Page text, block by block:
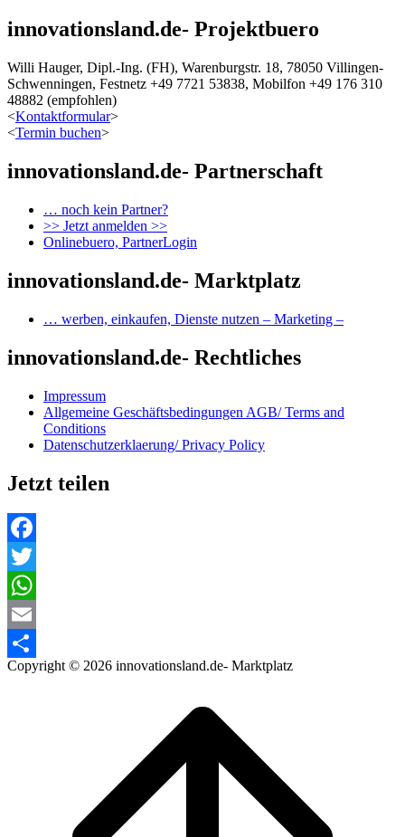
innovationsland.de- Projektbuero
Willi Hauger, Dipl.-Ing. (FH), Warenburgstr. 18, 78050 Villingen-
Schwenningen, Festnetz +49 7721 53838, Mobilfon +49 176 310
48882 (empfohlen)
<Kontaktformular>
<Termin buchen>
innovationsland.de- Partnerschaft
… noch kein Partner?
>> Jetzt anmelden >>
Onlinebuero, PartnerLogin
innovationsland.de- Marktplatz
… werben, einkaufen, Dienste nutzen – Marketing –
innovationsland.de- Rechtliches
Impressum
Allgemeine Geschäftsbedingungen AGB/ Terms and
Conditions
Datenschutzerklaerung/ Privacy Policy
Jetzt teilen
Facebook
Twitter
WhatsApp
Email
Teilen
Copyright © 2026 innovationsland.de- Marktplatz